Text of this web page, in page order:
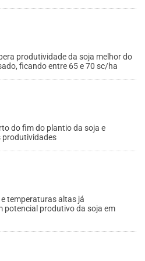
produtividade da soja melhor do
ficando entre 65 e 70 sc/ha
do fim do plantio da soja e
produtividades
temperaturas altas já
potencial produtivo da soja em